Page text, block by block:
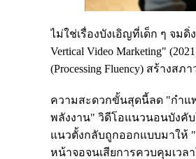
ไม่ใช่เรื่องบังเอิญที่เด็ก ๆ จมดิ่
Vertical Video Marketing"
(Processing Fluency) สร้าง
ความสะดวกขั้นสุดนี้ลด "กำแ
พลังงาน" วิดีโอแนวนอนบังคั
แนวตั้งกลับถูกออกแบบมาให้ "
หน้าจอจนเสียการควบคุมเวล